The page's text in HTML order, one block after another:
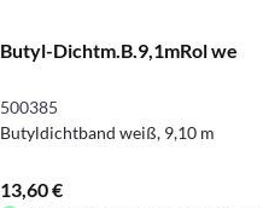
Butyl-Dichtm.B.9,1mRol we
500385
Butyldichtband weiß, 9,10 m
13,60 €